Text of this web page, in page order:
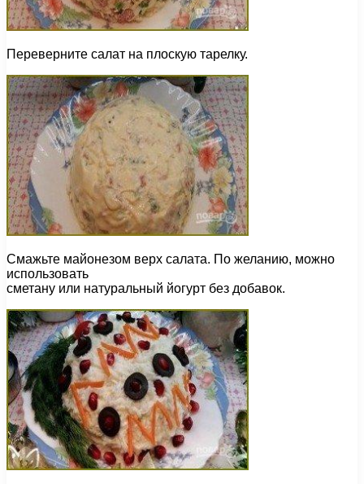
Переверните салат на плоскую тарелку.
Смажьте майонезом верх салата. По желанию, можно
использовать
сметану или натуральный йогурт без добавок.